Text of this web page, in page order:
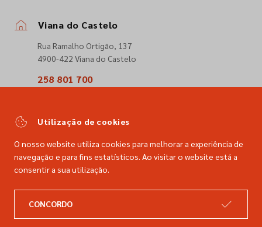
Viana do Castelo
Rua Ramalho Ortigão, 137
4900-422 Viana do Castelo
258 801 700
comercial@dimacer.com
Catálogo
Utilização de cookies
O nosso website utiliza cookies para melhorar a experiência de
navegação e para fins estatísticos. Ao visitar o website está a
consentir a sua utilização.
CONCORDO